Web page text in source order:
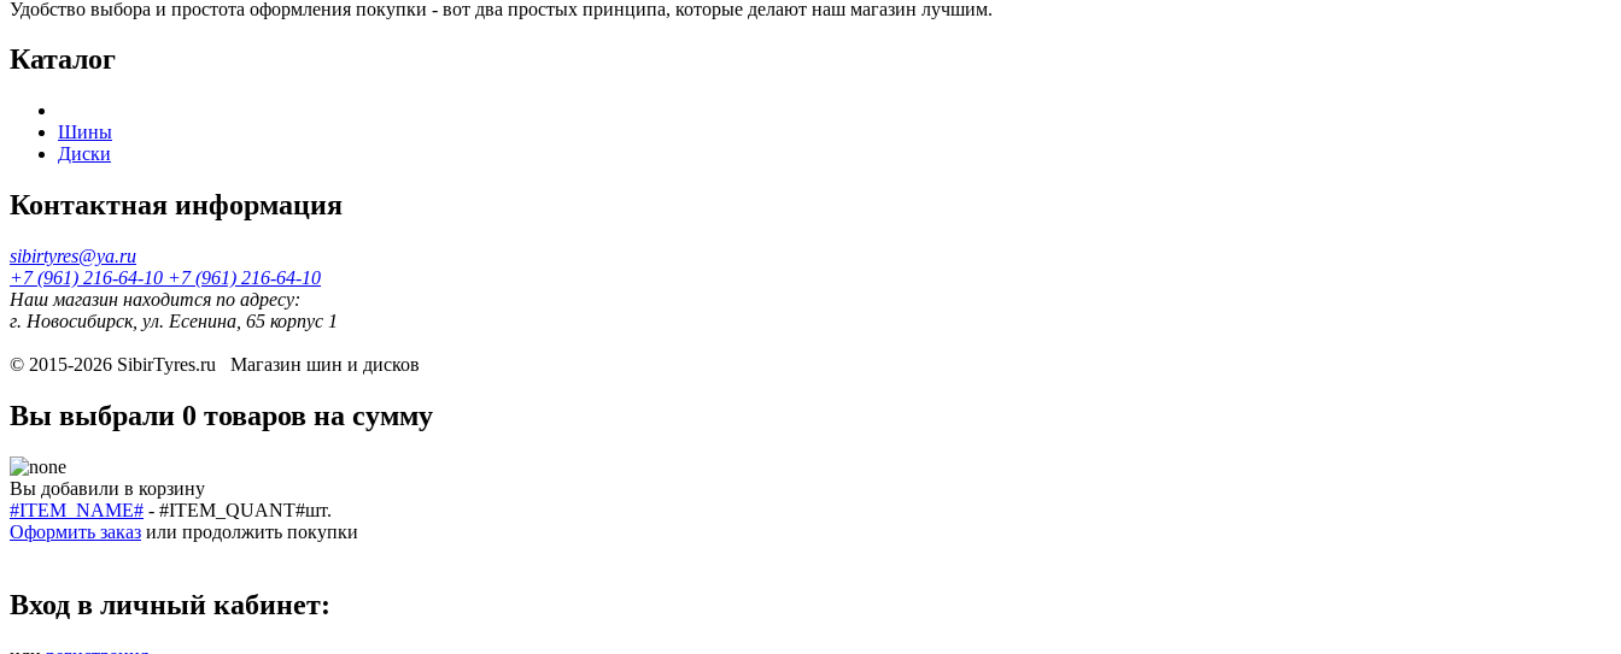
Удобство выбора и простота оформления покупки - вот два простых принципа, которые делают наш магазин лучшим.
Каталог
Шины
Диски
Контактная информация
sibirtyres@ya.ru
+7 (961) 216-64-10 +7 (961) 216-64-10
Наш магазин находится по адресу:
г. Новосибирск, ул. Есенина, 65 корпус 1
© 2015-2026 SibirTyres.ru Магазин шин и дисков
Вы выбрали 0 товаров на сумму
Вы добавили в корзину
#ITEM_NAME# - #ITEM_QUANT#шт.
Оформить заказ или продолжить покупки
Вход в личный кабинет: